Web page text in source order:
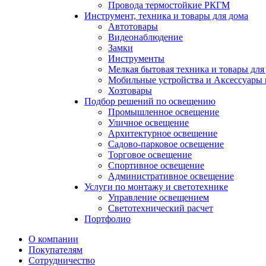
Провода термостойкие РКГМ
Инструмент, техника и товары для дома
Автотовары
Видеонаблюдение
Замки
Инструменты
Мелкая бытовая техника и товары для
Мобильные устройства и Аксессуары
Хозтовары
Подбор решений по освещению
Промышленное освещение
Уличное освещение
Архитектурное освещение
Садово-парковое освещение
Торговое освещение
Спортивное освещение
Административное освещение
Услуги по монтажу и светотехнике
Управление освещением
Светотехнический расчет
Портфолио
О компании
Покупателям
Сотрудничество